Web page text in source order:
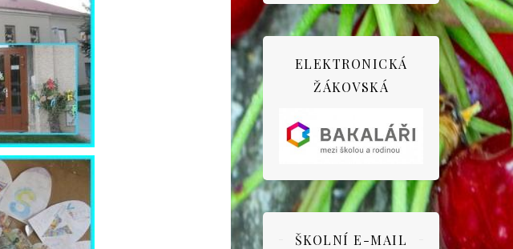
ELEKTRONICKÁ
ŽÁKOVSKÁ
ŠKOLNÍ E-MAIL